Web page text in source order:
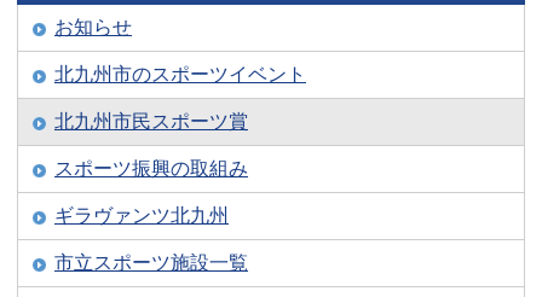
お知らせ
北九州市のスポーツイベント
北九州市民スポーツ賞
スポーツ振興の取組み
ギラヴァンツ北九州
市立スポーツ施設一覧